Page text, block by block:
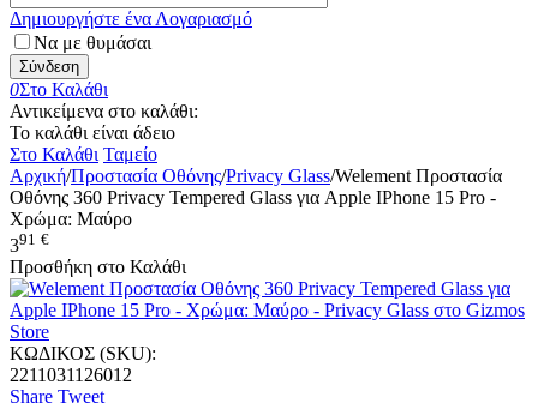
Δημιουργήστε ένα Λογαριασμό
Να με θυμάσαι
Σύνδεση
0Στο Καλάθι
Αντικείμενα στο καλάθι:
Το καλάθι είναι άδειο
Στο Καλάθι Ταμείο
Αρχική/Προστασία Οθόνης/Privacy Glass/Welement Προστασία
Οθόνης 360 Privacy Tempered Glass για Apple IPhone 15 Pro -
Χρώμα: Μαύρο
391 €
Προσθήκη στο Καλάθι
ΚΩΔΙΚΟΣ (SKU):
2211031126012
Share Tweet